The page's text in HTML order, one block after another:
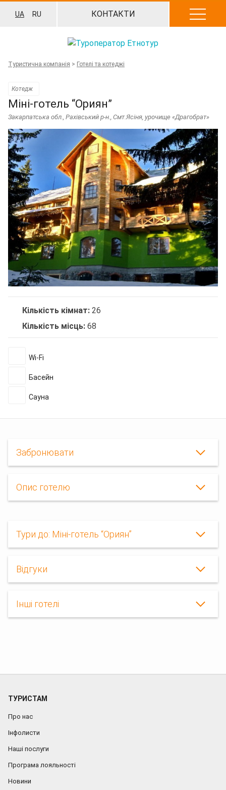
UA RU КОНТАКТИ
Туристична компанія > Готелі та котеджі
Котедж
Міні-готель “Ориян”
Закарпатська обл., Рахівський р-н., Смт.Ясіня, урочище «Драгобрат»
Кількість кімнат: 26
Кількість місць: 68
Wi-Fi
Басейн
Сауна
Забронювати
Опис готелю
Тури до: Міні-готель “Ориян”
Відгуки
Інші готелі
ТУРИСТАМ
Про нас
Інфолисти
Наші послуги
Програма лояльності
Новини